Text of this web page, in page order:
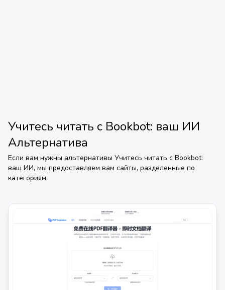
Учитесь читать с Bookbot: ваш ИИ
Альтернатива
Если вам нужны альтернативы Учитесь читать с Bookbot:
ваш ИИ, мы предоставляем вам сайты, разделенные по
категориям.